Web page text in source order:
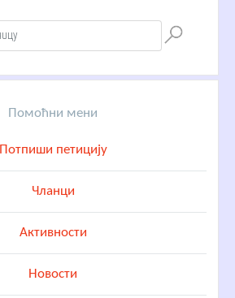
Помоћни мени
Потпиши петицију
Чланци
Активности
Новости